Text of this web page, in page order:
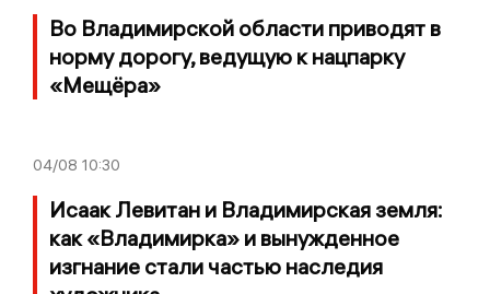
Во Владимирской области приводят в
норму дорогу, ведущую к нацпарку
«Мещёра»
04/08 10:30
Исаак Левитан и Владимирская земля:
как «Владимирка» и вынужденное
изгнание стали частью наследия